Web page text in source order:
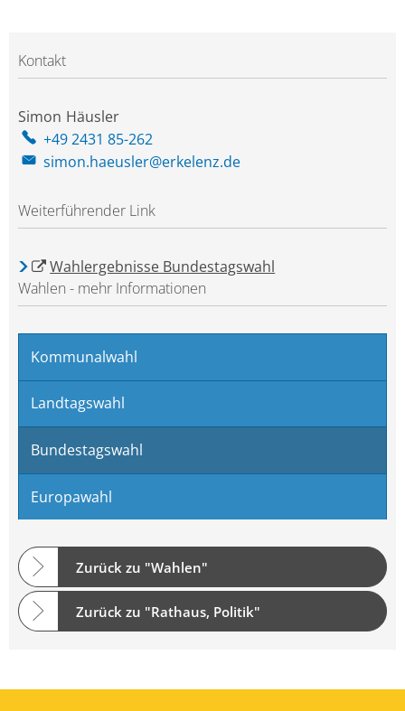
Kontakt
Simon Häusler
+49 2431 85-262
simon.haeusler@erkelenz.de
Weiterführender Link
Wahlergebnisse Bundestagswahl
Wahlen - mehr Informationen
Kommunalwahl
Landtagswahl
Bundestagswahl
Europawahl
Zurück zu "Wahlen"
Zurück zu "Rathaus, Politik"